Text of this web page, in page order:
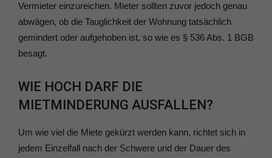
Vermieter einzureichen. Mieter sollten zuvor jedoch genau
abwägen, ob die Tauglichkeit der Wohnung tatsächlich
gemindert oder aufgehoben ist, so wie es § 536 Abs. 1 BGB
besagt.
WIE HOCH DARF DIE
MIETMINDERUNG AUSFALLEN?
Um wie viel die Miete gekürzt werden kann, richtet sich in
jedem Einzelfall nach der Schwere und der Dauer des